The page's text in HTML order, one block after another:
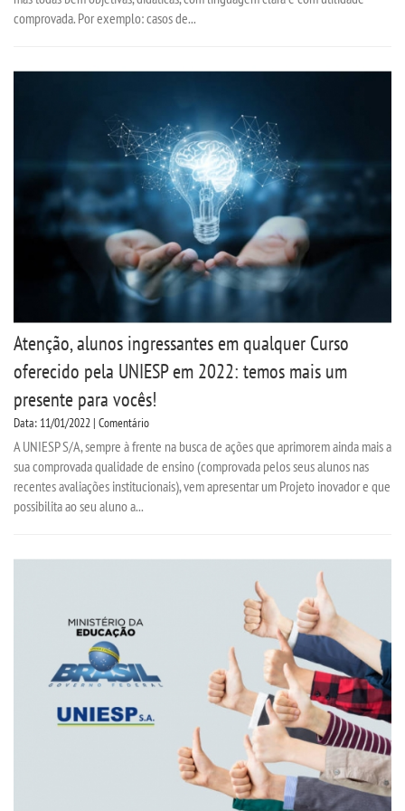
comprovada. Por exemplo: casos de...
Atenção, alunos ingressantes em qualquer Curso
oferecido pela UNIESP em 2022: temos mais um
presente para vocês!
Data: 11/01/2022 | Comentário
A UNIESP S/A, sempre à frente na busca de ações que aprimorem ainda mais a
sua comprovada qualidade de ensino (comprovada pelos seus alunos nas
recentes avaliações institucionais), vem apresentar um Projeto inovador e que
possibilita ao seu aluno a...